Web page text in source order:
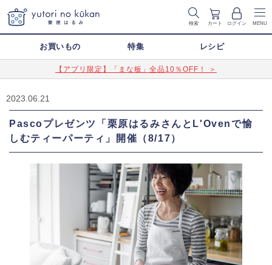
検索 カート ログイン MENU
お買いもの 特集 レシピ
【アプリ限定】「まな板」全品10％OFF！ ＞
2023.06.21
Pascoプレゼンツ「栗原はるみさんとL'Ovenで愉
しむティーパーティ」開催（8/17）